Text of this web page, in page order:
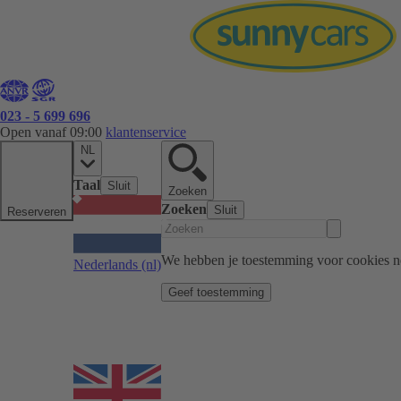
023 - 5 699 696
Open vanaf 09:00 klantenservice
Reserveren
NL
Taal Sluit
Nederlands (nl)
Zoeken
Zoeken Sluit
We hebben je toestemming voor cookies
Geef toestemming